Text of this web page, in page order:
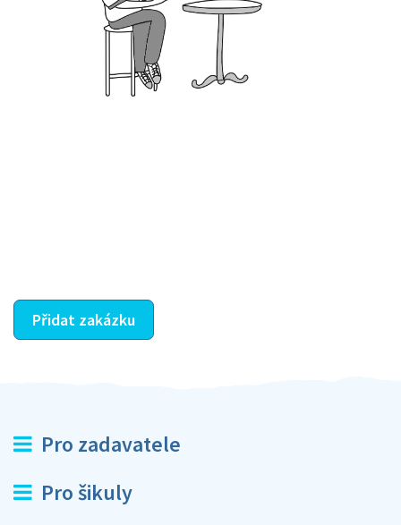
Přidat zakázku
Pro zadavatele
Pro šikuly